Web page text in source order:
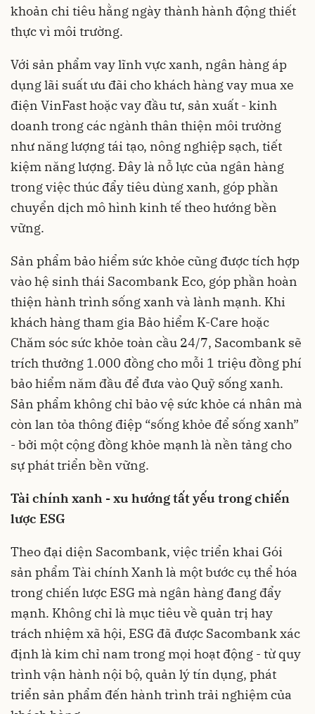
khoản chi tiêu hằng ngày thành hành động thiết
thực vì môi trường.
Với sản phẩm vay lĩnh vực xanh, ngân hàng áp
dụng lãi suất ưu đãi cho khách hàng vay mua xe
điện VinFast hoặc vay đầu tư, sản xuất - kinh
doanh trong các ngành thân thiện môi trường
như năng lượng tái tạo, nông nghiệp sạch, tiết
kiệm năng lượng. Đây là nỗ lực của ngân hàng
trong việc thúc đẩy tiêu dùng xanh, góp phần
chuyển dịch mô hình kinh tế theo hướng bền
vững.
Sản phẩm bảo hiểm sức khỏe cũng được tích hợp
vào hệ sinh thái Sacombank Eco, góp phần hoàn
thiện hành trình sống xanh và lành mạnh. Khi
khách hàng tham gia Bảo hiểm K-Care hoặc
Chăm sóc sức khỏe toàn cầu 24/7, Sacombank sẽ
trích thưởng 1.000 đồng cho mỗi 1 triệu đồng phí
bảo hiểm năm đầu để đưa vào Quỹ sống xanh.
Sản phẩm không chỉ bảo vệ sức khỏe cá nhân mà
còn lan tỏa thông điệp “sống khỏe để sống xanh”
- bởi một cộng đồng khỏe mạnh là nền tảng cho
sự phát triển bền vững.
Tài chính xanh - xu hướng tất yếu trong chiến
lược ESG
Theo đại diện Sacombank, việc triển khai Gói
sản phẩm Tài chính Xanh là một bước cụ thể hóa
trong chiến lược ESG mà ngân hàng đang đẩy
mạnh. Không chỉ là mục tiêu về quản trị hay
trách nhiệm xã hội, ESG đã được Sacombank xác
định là kim chỉ nam trong mọi hoạt động - từ quy
trình vận hành nội bộ, quản lý tín dụng, phát
triển sản phẩm đến hành trình trải nghiệm của